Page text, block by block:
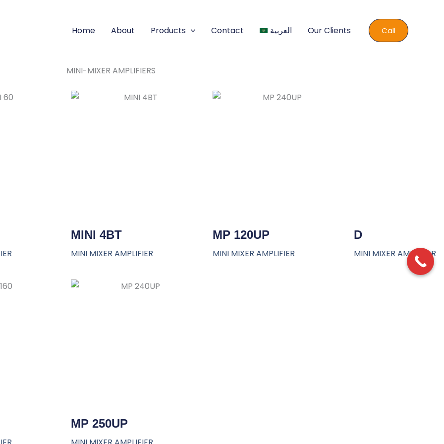
Home About Products Contact العربية Our Clients Call
MINI-MIXER AMPLIFIERS
MINI 4BT
MINI MIXER AMPLIFIER
MP 120UP
MINI MIXER AMPLIFIER
D
MINI MIXER AMPLIFIER
MP 250UP